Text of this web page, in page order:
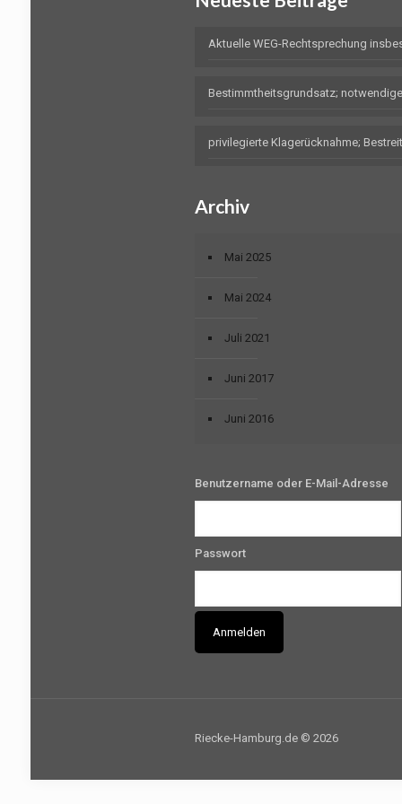
Aktuelle WEG-Rechtsprechung
Bestimmtheitsgrundsatz;
privilegierte Klagerücknahme;
Archiv
Mai 2025
Mai 2024
Juli 2021
Juni 2017
Juni 2016
Benutzername oder E-Mail-Adresse
Passwort
Riecke-Hamburg.de © 2026